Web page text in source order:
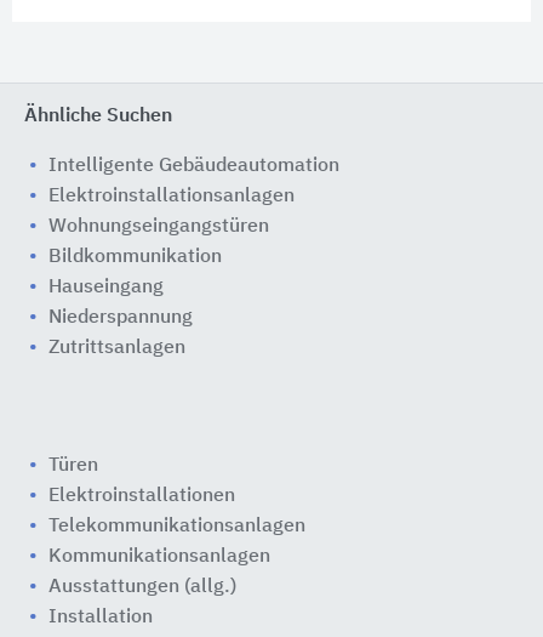
Ähnliche Suchen
Intelligente Gebäudeautomation
Elektroinstallationsanlagen
Wohnungseingangstüren
Bildkommunikation
Hauseingang
Niederspannung
Zutrittsanlagen
Türen
Elektroinstallationen
Telekommunikationsanlagen
Kommunikationsanlagen
Ausstattungen (allg.)
Installation